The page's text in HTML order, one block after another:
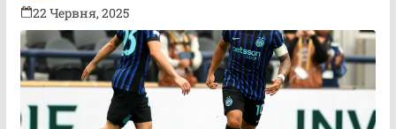
22 Червня, 2025